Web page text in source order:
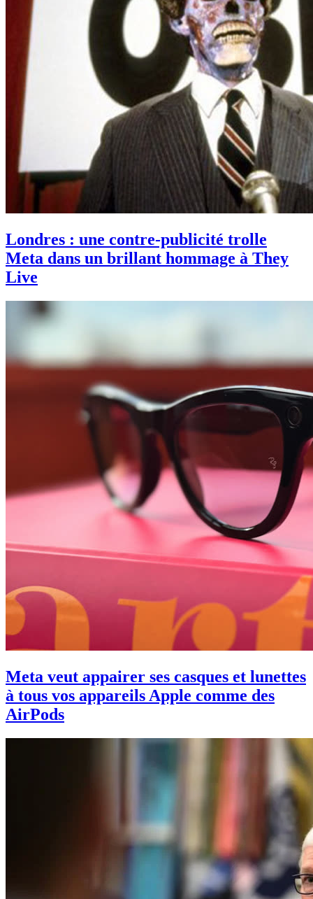
Londres : une contre-publicité trolle
Meta dans un brillant hommage à They
Live
Meta veut appairer ses casques et lunettes
à tous vos appareils Apple comme des
AirPods